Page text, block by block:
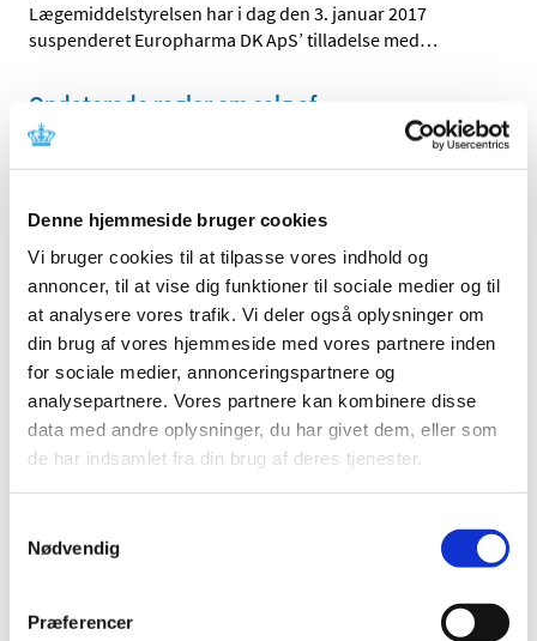
Denne hjemmeside bruger cookies
Vi bruger cookies til at tilpasse vores indhold og
annoncer, til at vise dig funktioner til sociale medier og til
at analysere vores trafik. Vi deler også oplysninger om
din brug af vores hjemmeside med vores partnere inden
for sociale medier, annonceringspartnere og
analysepartnere. Vores partnere kan kombinere disse
data med andre oplysninger, du har givet dem, eller som
de har indsamlet fra din brug af deres tjenester.
Nødvendig
Præferencer
Lægemiddelstyrelsen har i dag den 3. januar 2017
suspenderet Europharma DK ApS’ tilladelse med…
Opdaterede regler om salg af
håndkøbslægemidler uden for apotek
|2. januar 2017|
om forhandling af håndkøbslægemidler uden for
Forrige 1 … 7 8 9
Alle (2506)
TID
2026 (84)
2023 (195)
2021 (516)